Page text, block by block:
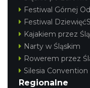
Festiwal Górnej
Festiwal
Kajakiem przez
Narty w Śląskim
Rowerem przez
Silesia Convention
Regionalne